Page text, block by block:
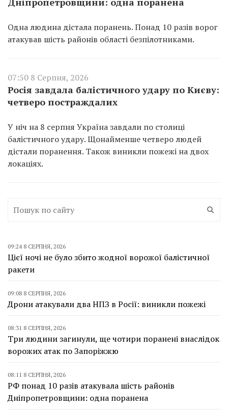
Одна людина дістала поранень. Понад 10 разів ворог
атакував шість районів області безпілотниками.
07:50 8 Серпня, 2026
Росія завдала балістичного удару по Києву:
четверо постраждалих
У ніч на 8 серпня Україна завдали по столиці
балістичного удару. Щонайменше четверо людей
дістали поранення. Також виникли пожежі на двох
локаціях.
09:24 8 СЕРПНЯ, 2026
Цієї ночі не було збито жодної ворожої балістичної
ракети
09:08 8 СЕРПНЯ, 2026
Дрони атакували два НПЗ в Росії: виникли пожежі
08:31 8 СЕРПНЯ, 2026
Три людини загинули, ще чотири поранені внаслідок
ворожих атак по Запоріжжю
08:11 8 СЕРПНЯ, 2026
РФ понад 10 разів атакувала шість районів
Дніпропетровщини: одна поранена